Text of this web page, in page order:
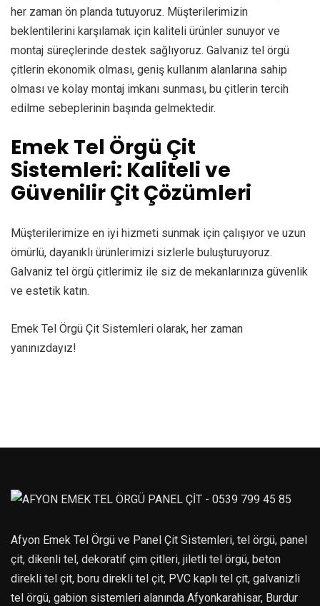
her zaman ön planda tutuyoruz. Müşterilerimizin
beklentilerini karşılamak için kaliteli ürünler sunuyor ve
montaj süreçlerinde destek sağlıyoruz. Galvaniz tel örgü
çitlerin ekonomik olması, geniş kullanım alanlarına sahip
olması ve kolay montaj imkanı sunması, bu çitlerin tercih
edilme sebeplerinin başında gelmektedir.
Emek Tel Örgü Çit
Sistemleri: Kaliteli ve
Güvenilir Çit Çözümleri
Müşterilerimize en iyi hizmeti sunmak için çalışıyor ve uzun
ömürlü, dayanıklı ürünlerimizi sizlerle buluşturuyoruz.
Galvaniz tel örgü çitlerimiz ile siz de mekanlarınıza güvenlik
ve estetik katın.
Emek Tel Örgü Çit Sistemleri olarak, her zaman
yanınızdayız!
Afyon Emek Tel Örgü ve Panel Çit Sistemleri, tel örgü, panel
çit, dikenli tel, dekoratif çim çitleri, jiletli tel örgü, beton
direkli tel çit, boru direkli tel çit, PVC kaplı tel çit, galvanizli
tel örgü, gabion sistemleri alanında Afyonkarahisar, Burdur